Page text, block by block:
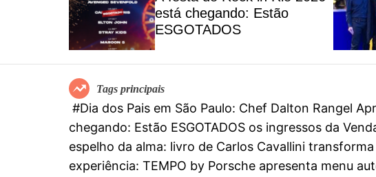
está chegando: Estão
ESGOTADOS
Tags principais
#Dia dos Pais em São Paulo: Chef Dalton Rangel
chegando: Estão ESGOTADOS os ingressos da
espelho da alma: livro de Carlos Cavallini
experiência: TEMPO by Porsche apresenta menu